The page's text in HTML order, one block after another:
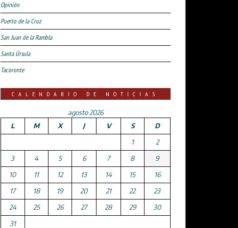
Opinión
Puerto de la Cruz
San Juan de la Rambla
Santa Úrsula
Tacoronte
CALENDARIO DE NOTICIAS
agosto 2026
L
M X J V S
D
1
2
3
4 5 6 7 8
9
10
11 12 13 14 15
16
17
18 19 20 21 22
23
24
25 26 27 28 29
30
31